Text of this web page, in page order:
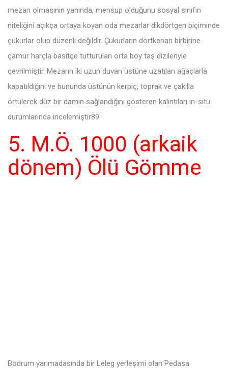
mezarı olmasının yanında, mensup olduğunu sosyal sınıfın
niteliğini açıkça ortaya koyan oda mezarlar dikdörtgen biçiminde
çukurlar olup düzenli değildir. Çukurların dörtkenarı birbirine
çamur harçla basitçe tutturulan orta boy taş dizileriyle
çevrilmiştir. Mezarın iki uzun duvarı üstüne uzatılan ağaçlarla
kapatıldığını ve bununda üstünün kerpiç, toprak ve çakılla
örtülerek düz bir damın sağlandığını gösteren kalıntıları in-situ
durumlarında incelemiştir89.
5. M.Ö. 1000 (arkaik
dönem) Ölü Gömme
Bodrum yarımadasında bir Leleg yerleşimi olan Pedasa